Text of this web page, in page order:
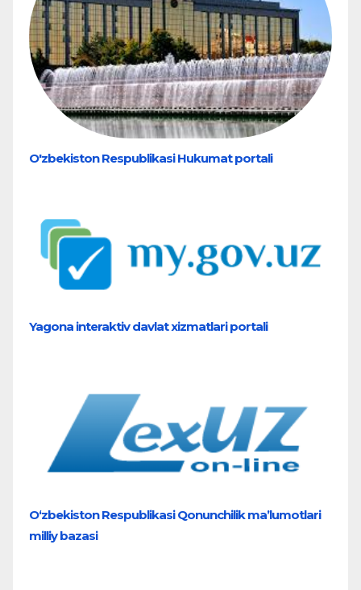
O'zbekiston Respublikasi Hukumat portali
Yagona interaktiv davlat xizmatlari portali
O‘zbekiston Respublikasi Qonunchilik ma’lumotlari
milliy bazasi